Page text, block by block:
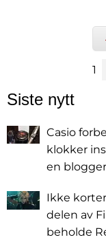
1
Siste nytt
Casio
klokker
en
Ikke
delen av
beholde